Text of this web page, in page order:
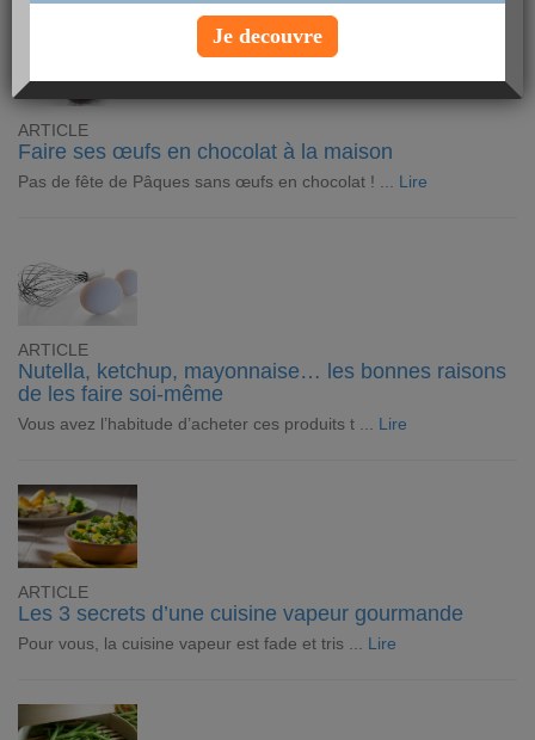
ARTICLE
Faire ses œufs en chocolat à la maison
Pas de fête de Pâques sans œufs en chocolat ! ... Lire
ARTICLE
Nutella, ketchup, mayonnaise… les bonnes raisons
de les faire soi-même
Vous avez l’habitude d’acheter ces produits t ... Lire
ARTICLE
Les 3 secrets d’une cuisine vapeur gourmande
Pour vous, la cuisine vapeur est fade et tris ... Lire
Je decouvre